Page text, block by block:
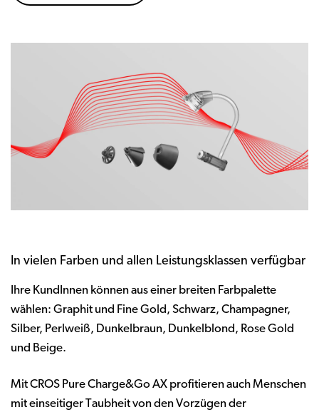
In vielen Farben und allen Leistungsklassen verfügbar
Ihre KundInnen können aus einer breiten Farbpalette
wählen: Graphit und Fine Gold, Schwarz, Champagner,
Silber, Perlweiß, Dunkelbraun, Dunkelblond, Rose Gold
und Beige.
Mit CROS Pure Charge&Go AX profitieren auch Menschen
mit einseitiger Taubheit von den Vorzügen der